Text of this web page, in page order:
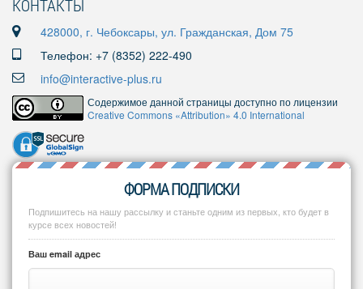
КОНТАКТЫ
428000, г. Чебоксары, ул. Гражданская, Дом 75
Телефон: +7 (8352) 222-490
info@interactive-plus.ru
Содержимое данной страницы доступно по лицензии
Creative Commons «Attribution» 4.0 International
ФОРМА ПОДПИСКИ
Подпишитесь на нашу рассылку и станьте одним из первых, кто будет в
курсе всех новостей!
Ваш email адрес